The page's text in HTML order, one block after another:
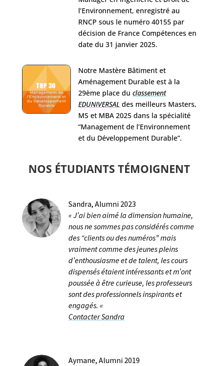
l’Environnement, enregistré au
RNCP sous le numéro 40155 par
décision de France Compétences en
date du 31 janvier 2025.
Notre Mastère Bâtiment et
Aménagement Durable est à la
29ème place du classement
EDUNIVERSAL des meilleurs Masters,
MS et MBA 2025 dans la spécialité
“Management de l’Environnement
et du Développement Durable”.
NOS ÉTUDIANTS TÉMOIGNENT
Sandra, Alumni 2023
«J’ai bien aimé la dimension humaine,
nous ne sommes pas considérés comme
des “clients ou des numéros” mais
vraimentcomme desjeunes pleins
d’enthousiasme et de talent, les cours
dispensés étaient intéressants et m’ont
poussée à être curieuse, les professeurs
sont des professionnels inspirants et
engagés. «
Contacter Sandra
Aymane, Alumni 2019